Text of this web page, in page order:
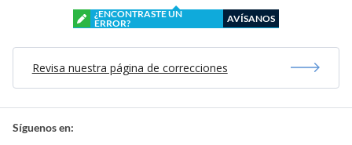
¿ENCONTRASTE UN
ERROR?
AVÍSANOS
Revisa nuestra página de correcciones
Síguenos en: